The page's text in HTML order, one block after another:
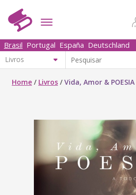
Brasil Portugal España Deutschland
Home / Livros /Vida, Amor & POESIA